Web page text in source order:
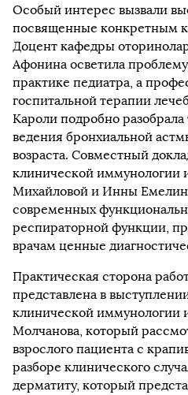
Особый интерес вызвали
посвященные конкретным
Доцент кафедры
Афонина осветила
практике педиатра, а
госпитальной терапии
Кароли подробно
ведения бронхиальной
возраста. Совместный
клинической иммунологии
Михайловой и Инны
современных
респираторной функции,
врачам ценные
Практическая сторона
представлена в
клинической иммунологии
Молчанова, который
взрослого пациента с
разборе клинического
дерматиту, который